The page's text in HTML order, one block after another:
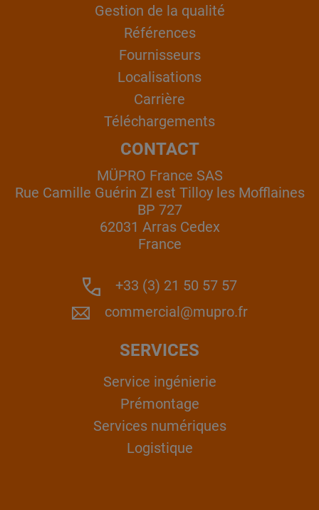
Gestion de la qualité
Références
Fournisseurs
Localisations
Carrière
Téléchargements
CONTACT
MÜPRO France SAS
Rue Camille Guérin ZI est Tilloy les Mofflaines
BP 727
62031 Arras Cedex
France
+33 (3) 21 50 57 57
commercial@mupro.fr
SERVICES
Service ingénierie
Prémontage
Services numériques
Logistique